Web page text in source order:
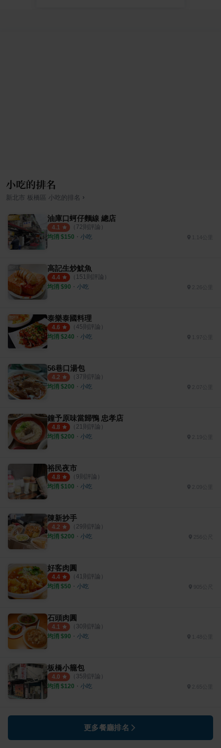
小吃的排名
新北市 板橋區 小吃 的排名 ›
油庫口蚵仔麵線 總店
4.1 （ 72則評論）
均消 $150 ・ 小吃 1.14公里
高記生炒魷魚
4.4 （ 151則評論）
均消 $90 ・ 小吃
泰樂泰國料理
4.6 （ 45則評論）
均消 $240 ・ 小吃
56巷口湯包
4.2 （ 37則評論）
均消 $200 ・ 小吃
鐘予原味當歸鴨 忠孝店
4.8 （ 21則評論）
均消 $200 ・ 小吃
裕民夜市
4.8 （ 9則評論）
均消 $100 ・ 小吃
陳新抄手
4.2 （ 29則評論）
均消 $200 ・ 小吃 256公尺
好客肉圓
4.4 （ 41則評論）
均消 $50 ・ 小吃 905公尺
石頭肉圓
4.1 （ 30則評論）
均消 $90 ・ 小吃 1.48公里
板橋小籠包
4.0 （ 35則評論）
均消 $120 ・ 小吃 2.65公里
更多餐廳排名